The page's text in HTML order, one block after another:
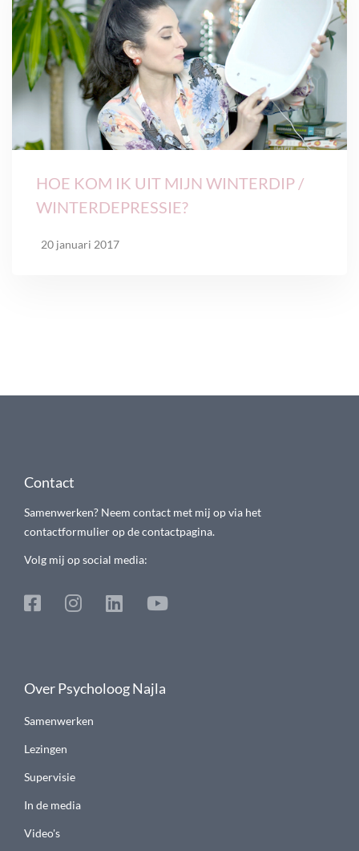
HOE KOM IK UIT MIJN WINTERDIP /
WINTERDEPRESSIE?
20 januari 2017
Contact
Samenwerken? Neem contact met mij op via het
contactformulier op de contactpagina.
Volg mij op social media:
Over Psycholoog Najla
Samenwerken
Lezingen
Supervisie
In de media
Video's